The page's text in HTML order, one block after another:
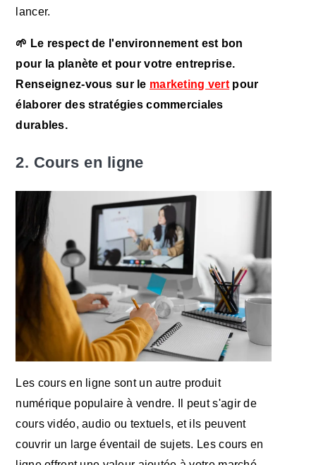
lancer.
🌱 Le respect de l'environnement est bon
pour la planète et pour votre entreprise.
Renseignez-vous sur le marketing vertpour
élaborer des stratégies commerciales
durables.
2. Cours en ligne
Les cours en ligne sont un autre produit
numérique populaire à vendre. Il peut s'agir de
cours vidéo, audio ou textuels, et ils peuvent
couvrir un large éventail de sujets. Les cours en